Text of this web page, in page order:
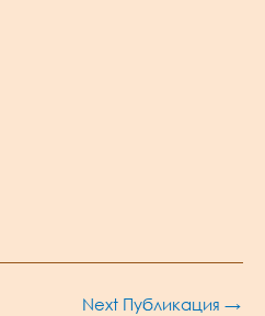
Next Публикация →